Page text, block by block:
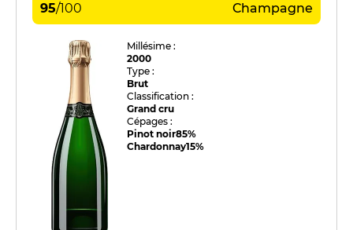
95/100 Champagne
Millésime :
2000
Type :
Brut
Classification :
Grand cru
Cépages :
Pinot noir85%
Chardonnay15%